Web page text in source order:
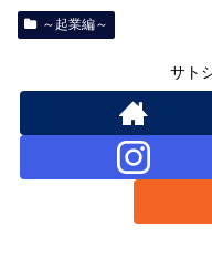
～起業編～
サト